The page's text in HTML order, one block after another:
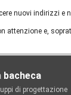
nuovi indirizzi e
attenzione e,
bacheca
di progettazione